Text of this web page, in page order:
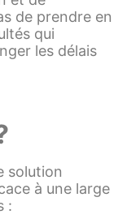
de prendre en
qui
les délais
solution
à une large
: